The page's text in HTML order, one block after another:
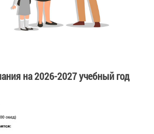
на 2026-2027 учебный год